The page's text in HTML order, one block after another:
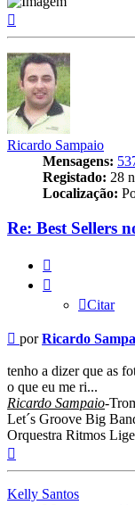
Ricardo Sampaio
Mensagens:
Registado: 28
Localização:
Re: Best Sellers
Citar
Mensagem
porRicardo
tenho a dizer que as
o que eu me ri...
Ricardo Sampaio-
Let´s Groove Big
Orquestra Ritmos
Kelly Santos